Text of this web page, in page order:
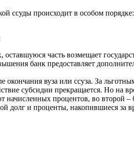
ссуды происходит в особом
часть возмещает
банк предоставляет
вуза или ссуза. За
субсидии прекращается. Но на
процентов, во второй
долг и проценты, накопившиеся за